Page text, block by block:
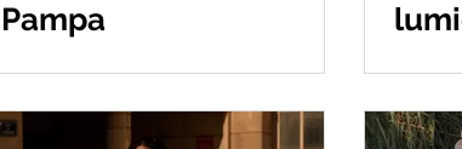
Pampa